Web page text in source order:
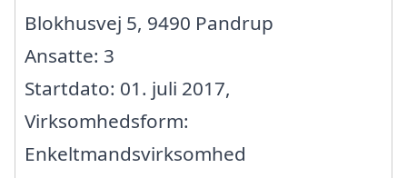
Blokhusvej 5, 9490 Pandrup
Ansatte: 3
Startdato: 01. juli 2017,
Virksomhedsform:
Enkeltmandsvirksomhed